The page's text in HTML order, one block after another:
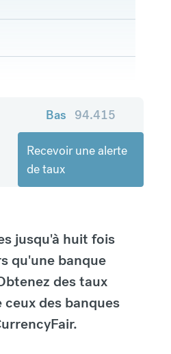
Bas 94.415
Recevoir une alerte
de taux
jusqu'à huit fois
qu'une banque
des taux
des banques